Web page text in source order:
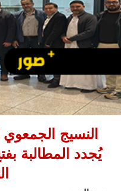
النسيج
يُجدد المطالبة